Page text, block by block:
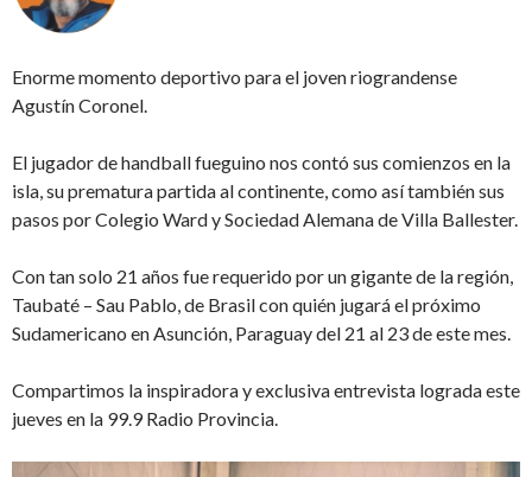
Enorme momento deportivo para el joven riograndense
Agustín Coronel.
El jugador de handball fueguino nos contó sus comienzos en la
isla, su prematura partida al continente, como así también sus
pasos por Colegio Ward y Sociedad Alemana de Villa Ballester.
Con tan solo 21 años fue requerido por un gigante de la región,
Taubaté – Sau Pablo, de Brasil con quién jugará el próximo
Sudamericano en Asunción, Paraguay del 21 al 23 de este mes.
Compartimos la inspiradora y exclusiva entrevista lograda este
jueves en la 99.9 Radio Provincia.